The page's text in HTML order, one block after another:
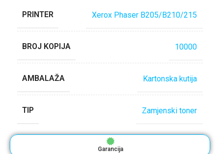
PRINTER Xerox Phaser B205/B210/215
BROJ KOPIJA 10000
AMBALAŽA Kartonska kutija
TIP Zamjenski toner
Garancija